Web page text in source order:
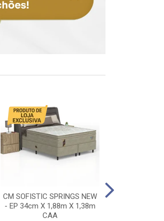
CM SOFISTIC SPRINGS NEW
- EP 34cm X 1,88m X 1,38m
CAA